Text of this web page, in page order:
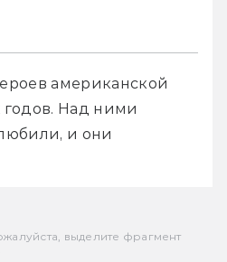
американской
годов. Над ними
и они
выделите фрагмент